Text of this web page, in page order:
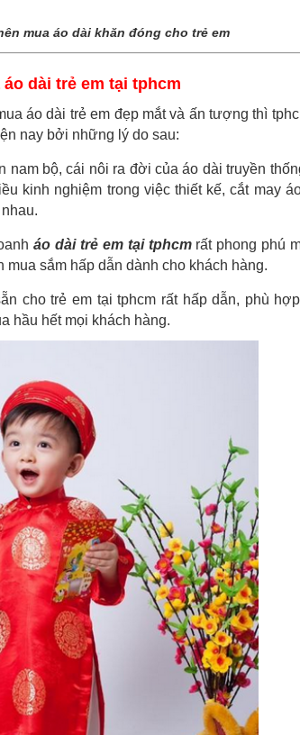
mua áo dài khăn đóng cho trẻ em
dài trẻ em tại tphcm
áo dài trẻ em đẹp mắt và ấn tượng thì
nay bởi những lý do sau:
nam bộ, cái nôi ra đời của áo dài truyền
kinh nghiệm trong việc thiết kế, cắt may
áo dài trẻ em tại tphcmrất phong phú
mua sắm hấp dẫn dành cho khách hàng.
cho trẻ em tại tphcm rất hấp dẫn, phù
hầu hết mọi khách hàng.